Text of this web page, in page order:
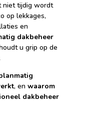
niet tijdig wordt
op lekkages,
en
dakbeheer
u grip op de
, en waarom
dakbeheer